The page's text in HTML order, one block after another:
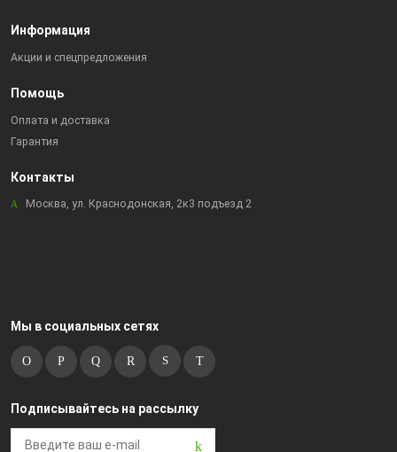
Информация
Акции и спецпредложения
Помощь
Оплата и доставка
Гарантия
Контакты
Москва, ул. Краснодонская, 2к3 подъезд 2
Мы в социальных сетях
Подписывайтесь на рассылку